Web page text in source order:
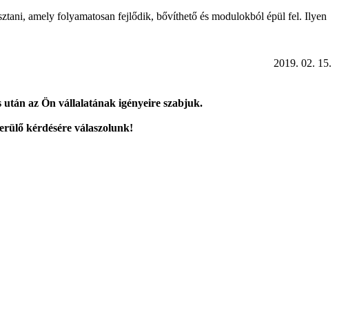
amely folyamatosan fejlődik, bővíthető és modulokból épül fel. Ilyen
2019. 02. 15.
után az Ön vállalatának igényeire szabjuk.
kérdésére válaszolunk!